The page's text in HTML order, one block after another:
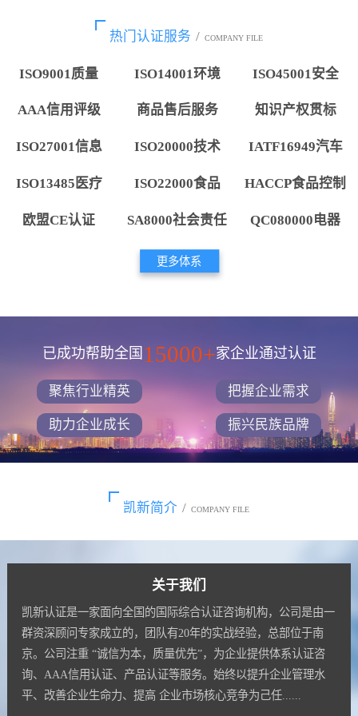
热门认证服务 / COMPANY FILE
ISO9001质量 ISO14001环境 ISO45001安全
AAA信用评级 商品售后服务 知识产权贯标
ISO27001信息 ISO20000技术 IATF16949汽车
ISO13485医疗 ISO22000食品 HACCP食品控制
欧盟CE认证 SA8000社会责任 QC080000电器
更多体系
已成功帮助全国 15000+家企业通过认证
聚焦行业精英 把握企业需求
助力企业成长 振兴民族品牌
凯新简介 / COMPANY FILE
关于我们
凯新认证是一家面向全国的国际综合认证咨询机构，公司是由一
群资深顾问专家成立的，团队有20年的实战经验，总部位于南
京。公司注重 “诚信为本，质量优先”，为企业提供体系认证咨
询、AAA信用认证、产品认证等服务。始终以提升企业管理水
平、改善企业生命力、提高 企业市场核心竞争为己任......